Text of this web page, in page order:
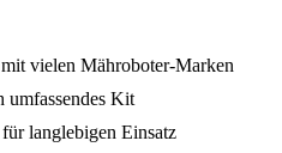
mit vielen Mähroboter-Marken
umfassendes Kit
langlebigen Einsatz